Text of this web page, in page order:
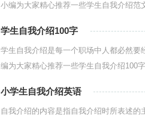
小编为大家精心推荐一些学生自我介绍
学生自我介绍100字
学生自我介绍是每一个职场中人都必然
编为大家精心推荐一些学生自我介绍100
小学生自我介绍英语
自我介绍的内容是指自我介绍时所表述